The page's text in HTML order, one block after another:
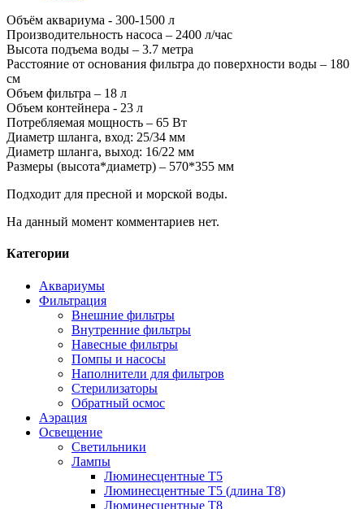
Объём аквариума - 300-1500 л
Производительность насоса – 2400 л/час
Высота подъема воды – 3.7 метра
Расстояние от основания фильтра до поверхности воды – 180
см
Объем фильтра – 18 л
Объем контейнера - 23 л
Потребляемая мощность – 65 Вт
Диаметр шланга, вход: 25/34 мм
Диаметр шланга, выход: 16/22 мм
Размеры (высота*диаметр) – 570*355 мм
Подходит для пресной и морской воды.
На данный момент комментариев нет.
Категории
Аквариумы
Фильтрация
Внешние фильтры
Внутренние фильтры
Навесные фильтры
Помпы и насосы
Наполнители для фильтров
Стерилизаторы
Обратный осмос
Аэрация
Освещение
Светильники
Лампы
Люминесцентные T5
Люминесцентные T5 (длина T8)
Люминесцентные T8